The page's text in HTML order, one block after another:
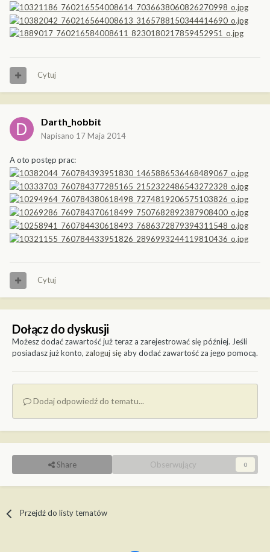
Cytuj
Darth_hobbit
Napisano 17 Maja 2014
A oto postęp prac:
Cytuj
Dołącz do dyskusji
Możesz dodać zawartość już teraz a zarejestrować się później. Jeśli
posiadasz już konto, zaloguj sięaby dodać zawartość za jego pomocą.
Dodaj odpowiedź do tematu...
Share Obserwujący 0
Przejdź do listy tematów